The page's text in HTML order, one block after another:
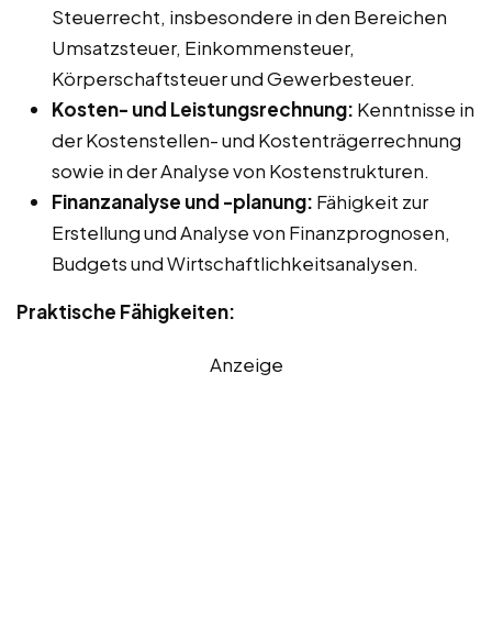
Steuerrecht, insbesondere in den Bereichen
Umsatzsteuer, Einkommensteuer,
Körperschaftsteuer und Gewerbesteuer.
Kosten- und Leistungsrechnung: Kenntnisse in
der Kostenstellen- und Kostenträgerrechnung
sowie in der Analyse von Kostenstrukturen.
Finanzanalyse und -planung: Fähigkeit zur
Erstellung und Analyse von Finanzprognosen,
Budgets und Wirtschaftlichkeitsanalysen.
Praktische Fähigkeiten:
Anzeige